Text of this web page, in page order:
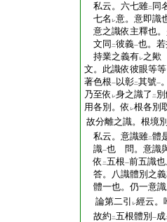
私云。六七雖二 同
七名 レ意。意即識
意之識依主釋也
文同 二彼義一也。
持業之義有レ之歟
文。此識依彼眼等
著色根一 以彰二其號一
乃至依 レ身之識了 二
用各別。依 レ根各別
故分離之識。根境
私云。意識雖二體
識一也 問。意識
依 二五根一前五識
答。八識體別之
體一也。仍一意
論第二引
レ經云。
故約 二五根體別 一成